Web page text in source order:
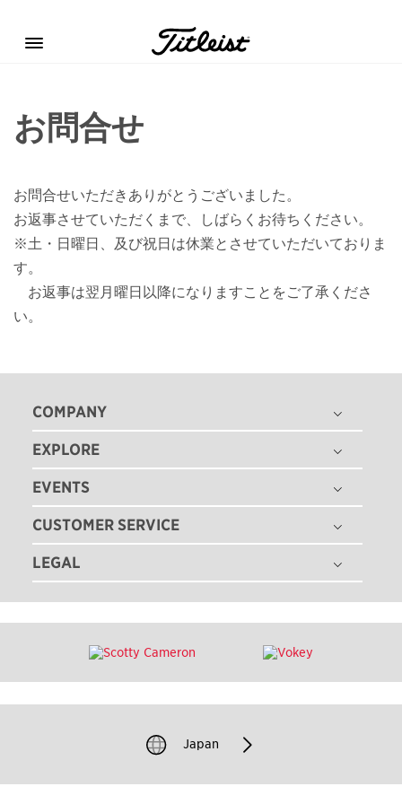
Menu
お問合せ
お問合せいただきありがとうございました。
お返事させていただくまで、しばらくお待ちください。
※土・日曜日、及び祝日は休業とさせていただいておりま
す。
お返事は翌月曜日以降になりますことをご了承くださ
い。
COMPANY
THE TITLEIST STORY
タイトリスト グローバル
採用情報
EXPLORE
ゴルフボール
ゴルフクラブ
ゴルフギア
ゴルフアパレル
ツアー情報
TEAM TITLEIST
タイトリスト直営店
過去のモデル（米国サイト）
EVENTS
ゴルフボールフィッティング
ゴルフクラブフィッティング
ゴルフクラブ パフォーマンス体感イベント
CUSTOMER SERVICE
注文状況の確認
ゴルフクラブ レンタル
カスタムクラブガイド
ゴルフクラブ修理
模倣品に関するご注意
お問い合わせ
LEGAL
特定商取引法に基づく表記
プライバシーポリシー
クッキーポリシー
Japan